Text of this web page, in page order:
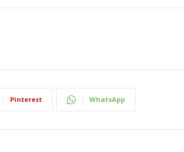
Pinterest WhatsApp